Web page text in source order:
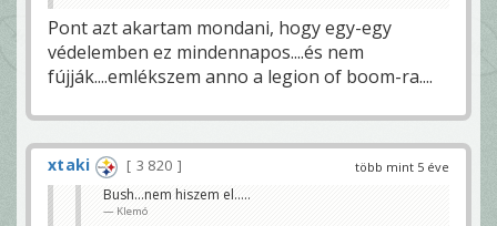
Pont azt akartam mondani, hogy egy-egy
védelemben ez mindennapos....és nem
fújják....emlékszem anno a legion of boom-ra....
több mint 5 éve
xtaki
3 820
Bush...nem hiszem el.....
Klemó